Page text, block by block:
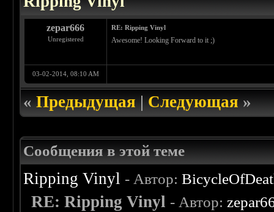
zepar666
Unregistered
RE: Ripping Vinyl
Awesome! Looking Forward to it ;)
03-02-2014, 08:10 AM
«Предыдущая|Следующая»
Сообщения в этой теме
Ripping Vinyl - Автор:
RE: Ripping Vinyl - Автор: